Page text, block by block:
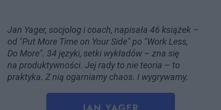
Jan Yager, socjolog i coach, napisała 46 książek –
od "Put More Time on Your Side" po "Work Less,
Do More". 34 języki, setki wykładów – zna się
na produktywności. Jej rady to nie teoria – to
praktyka. Z nią ogarniamy chaos. I wygrywamy.